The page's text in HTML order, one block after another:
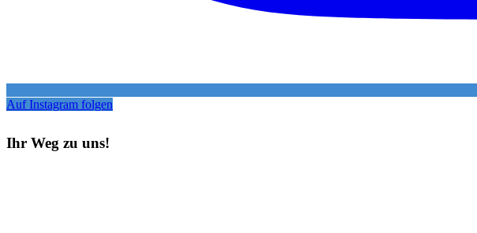
Auf Instagram folgen
Ihr Weg zu uns!